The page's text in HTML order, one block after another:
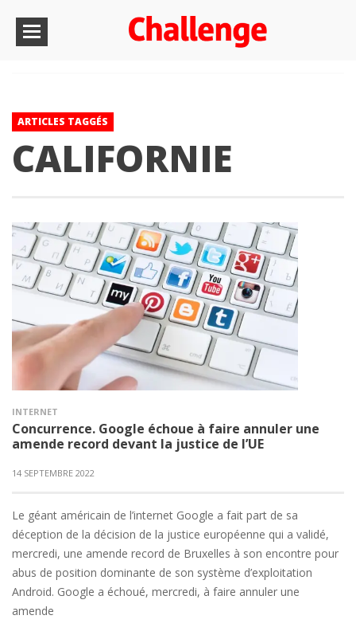
ARTICLES TAGGÉS
CALIFORNIE
INTERNET
Concurrence. Google échoue à faire annuler une
amende record devant la justice de l’UE
14 SEPTEMBRE 2022
Le géant américain de l’internet Google a fait part de sa
déception de la décision de la justice européenne qui a validé,
mercredi, une amende record de Bruxelles à son encontre pour
abus de position dominante de son système d’exploitation
Android. Google a échoué, mercredi, à faire annuler une
amende